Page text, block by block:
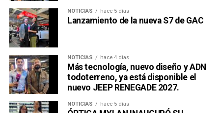
NOTICIAS hace 5 días
Lanzamiento de la nueva S7 de GAC
NOTICIAS hace 4 días
Más tecnología, nuevo diseño y ADN
todoterreno, ya está disponible el
nuevo JEEP RENEGADE 2027.
NOTICIAS hace 5 días